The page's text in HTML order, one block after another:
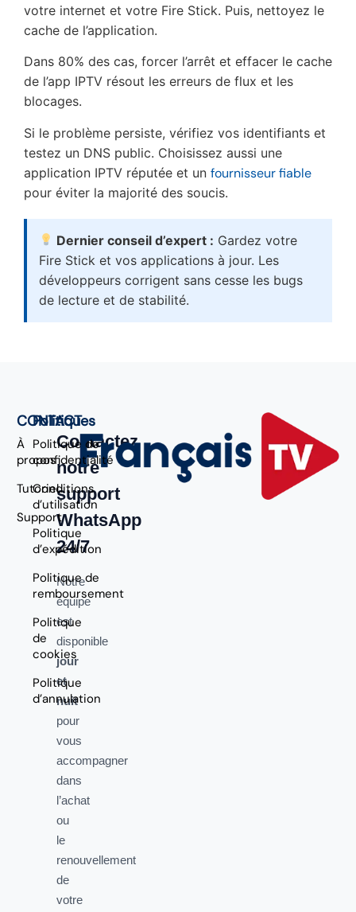
votre internet et votre Fire Stick. Puis, nettoyez le
cache de l’application.
Dans 80% des cas, forcer l’arrêt et effacer le cache
de l’app IPTV résout les erreurs de flux et les
blocages.
Si le problème persiste, vérifiez vos identifiants et
testez un DNS public. Choisissez aussi une
application IPTV réputée et un fournisseur fiable
pour éviter la majorité des soucis.
Dernier conseil d’expert : Gardez votre
Fire Stick et vos applications à jour. Les
développeurs corrigent sans cesse les bugs
de lecture et de stabilité.
CONTACT
À
propos
Tutoriel
Support
Politiques
Politique de
confidentialité
Conditions
d’utilisation
Politique
d’expédition
Politique de
remboursement
Politique
de
cookies
Politique
d’annulation
Contactez
notre
support
WhatsApp
24/7
Notre
équipe
est
disponible
jour
et
nuit
pour
vous
accompagner
dans
l’achat
ou
le
renouvellement
de
votre